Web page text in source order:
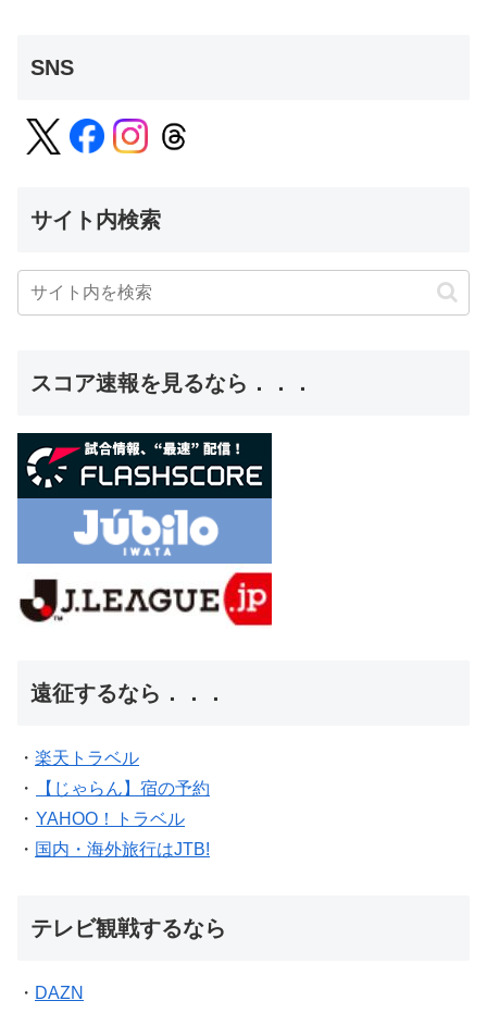
SNS
サイト内検索
スコア速報を見るなら．．．
遠征するなら．．．
・ 楽天トラベル
・
【じゃらん】宿の予約
・ YAHOO！トラベル
・ 国内・海外旅行はJTB!
テレビ観戦するなら
・ DAZN